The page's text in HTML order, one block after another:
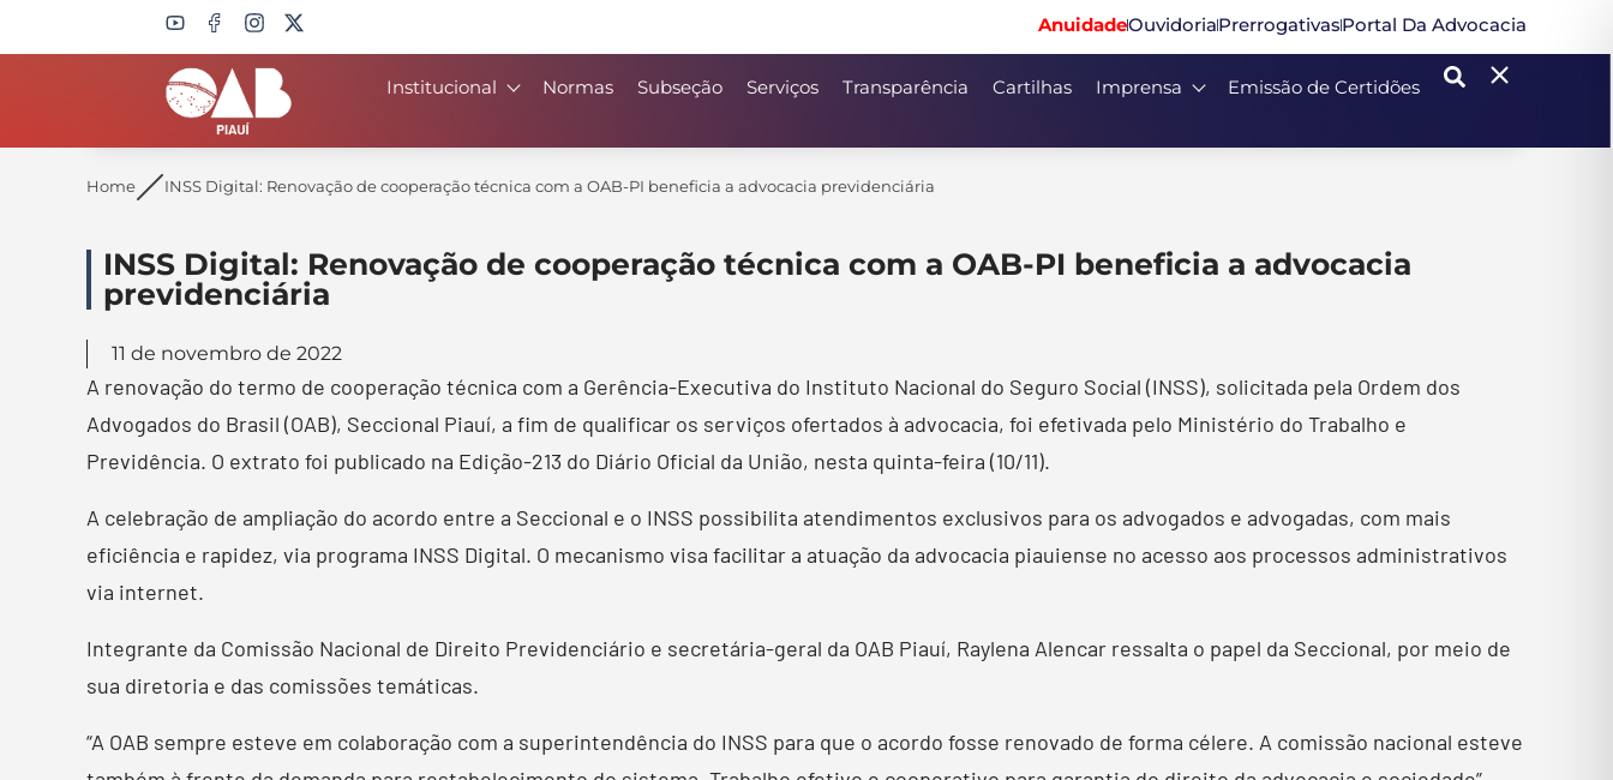
AnuidadeOuvidoriaPrerrogativasPortal Da Advocacia
Institucional Normas Subseção Serviços Transparência Cartilhas Imprensa Emissão de Certidões
Search
Home INSS Digital: Renovação de cooperação técnica com a OAB-PI beneficia a advocacia previdenciária
INSS Digital: Renovação de cooperação técnica com a OAB-PI beneficia a advocacia
previdenciária
11 de novembro de 2022
A renovação do termo de cooperação técnica com a Gerência-Executiva do Instituto Nacional do Seguro Social (INSS), solicitada pela Ordem dos
Advogados do Brasil (OAB), Seccional Piauí, a fim de qualificar os serviços ofertados à advocacia, foi efetivada pelo Ministério do Trabalho e
Previdência. O extrato foi publicado na Edição-213 do Diário Oficial da União, nesta quinta-feira (10/11).
A celebração de ampliação do acordo entre a Seccional e o INSS possibilita atendimentos exclusivos para os advogados e advogadas, com mais
eficiência e rapidez, via programa INSS Digital. O mecanismo visa facilitar a atuação da advocacia piauiense no acesso aos processos administrativos
via internet.
Integrante da Comissão Nacional de Direito Previdenciário e secretária-geral da OAB Piauí, Raylena Alencar ressalta o papel da Seccional, por meio de
sua diretoria e das comissões temáticas.
“A OAB sempre esteve em colaboração com a superintendência do INSS para que o acordo fosse renovado de forma célere. A comissão nacional esteve